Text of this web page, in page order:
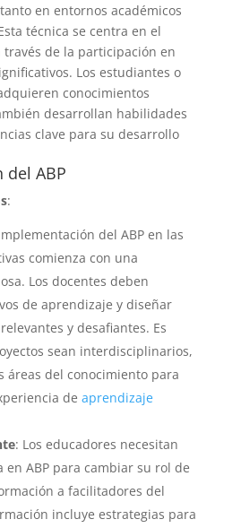
en entornos académicos
técnica se centra en el
de la participación en
Los estudiantes o
conocimientos
desarrollan habilidades
clave para su desarrollo
ABP
:
del ABP en las
comienza con una
Los docentes deben
de aprendizaje y diseñar
y desafiantes. Es
sean interdisciplinarios,
áreas del conocimiento para
de aprendizaje
: Los educadores necesitan
en ABP para cambiar su rol de
a facilitadores del
incluye estrategias para